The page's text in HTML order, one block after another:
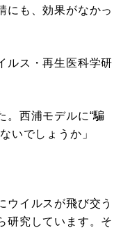
にも、効果がなかっ
ルス・再生医科学研
。西浦モデルに“騙
いでしょうか」
ウイルスが飛び交う
研究しています。そ